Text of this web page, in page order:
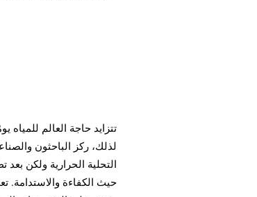
تتزايد حاجة العالم
لذلك، ركز الباحثون
التحلية الحرارية ولكن